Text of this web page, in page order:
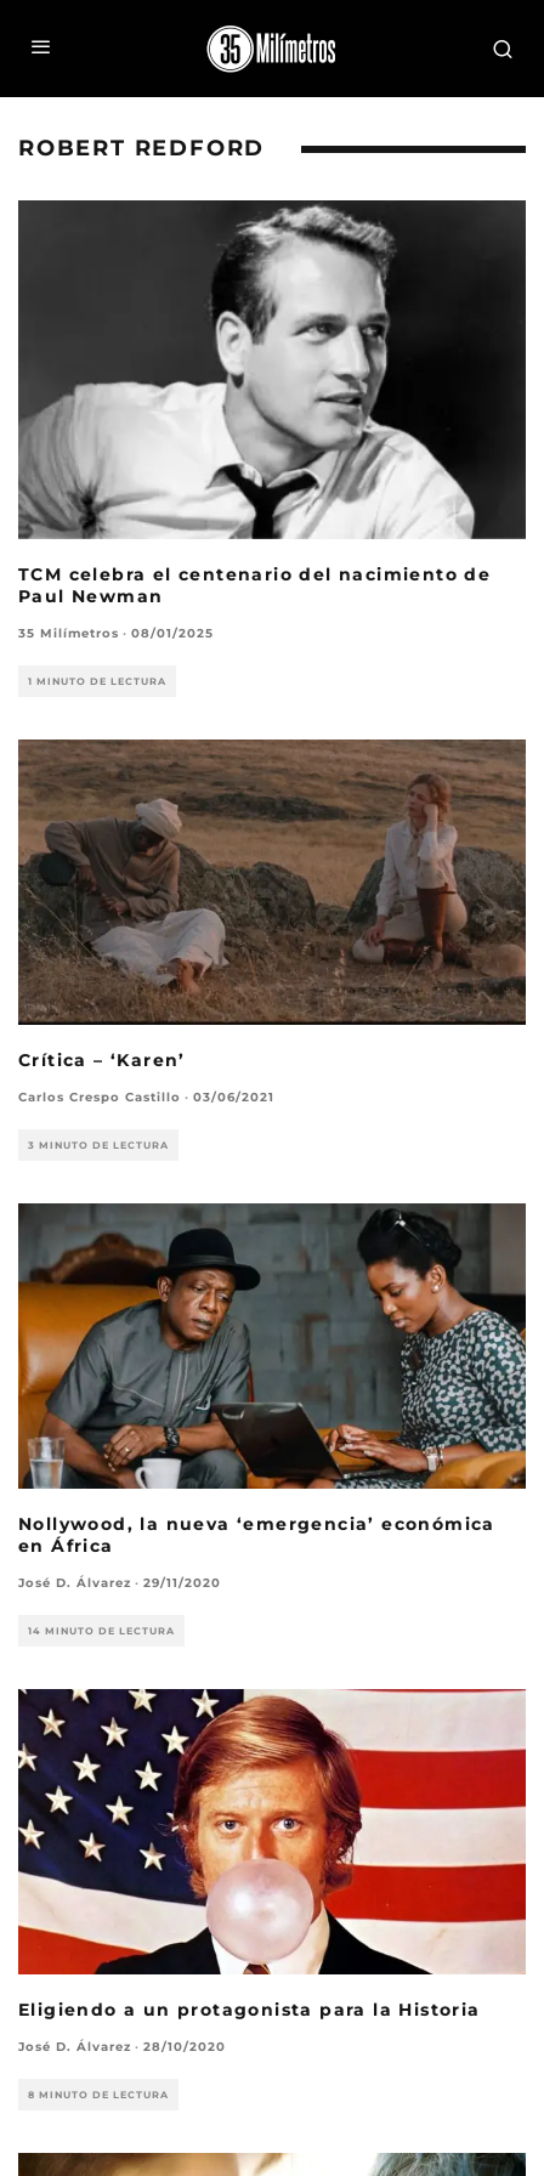
ROBERT REDFORD
TCM celebra el centenario del nacimiento de
Paul Newman
35 Milímetros · 08/01/2025
1 MINUTO DE LECTURA
Crítica – ‘Karen’
Carlos Crespo Castillo · 03/06/2021
3 MINUTO DE LECTURA
Nollywood, la nueva ‘emergencia’ económica
en África
José D. Álvarez · 29/11/2020
14 MINUTO DE LECTURA
Eligiendo a un protagonista para la Historia
José D. Álvarez · 28/10/2020
8 MINUTO DE LECTURA